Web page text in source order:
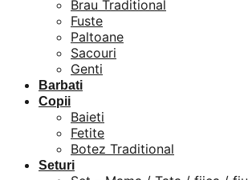
Brau Traditional
Fuste
Paltoane
Sacouri
Genti
Barbati
Copii
Baieti
Fetite
Botez Traditional
Seturi